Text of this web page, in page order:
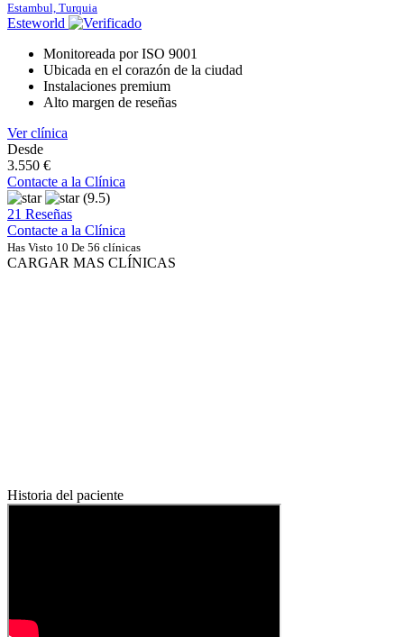
Estambul, Turquia
Esteworld
Monitoreada por ISO 9001
Ubicada en el corazón de la ciudad
Instalaciones premium
Alto margen de reseñas
Ver clínica
Desde
3.550 €
Contacte a la Clínica
(9.5)
21 Reseñas
Contacte a la Clínica
Has Visto 10 De 56 clínicas
CARGAR MAS CLÍNICAS
Historia del paciente